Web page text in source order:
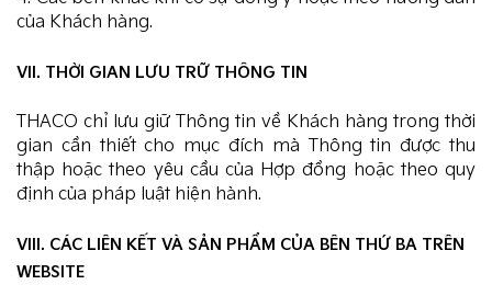
của Khách hàng.
VII. THỜI GIAN LƯU TRỮ THÔNG TIN
THACO chỉ lưu giữ Thông tin về Khách hàng trong thời
gian cần thiết cho mục đích mà Thông tin được thu
thập hoặc theo yêu cầu của Hợp đồng hoặc theo quy
định của pháp luật hiện hành.
VIII. CÁC LIÊN KẾT VÀ SẢN PHẨM CỦA BÊN THỨ BA TRÊN
WEBSITE